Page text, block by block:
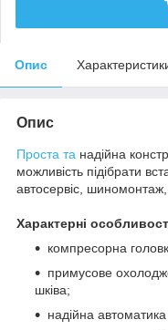
Опис
Опис
Проста та надійна
можливість підібрати
автосервіс,
Характерні
компресорна
примусове
шківа;
надійна